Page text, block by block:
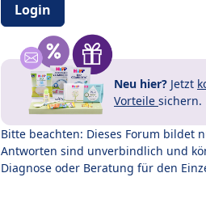
Login
Neu hier? Jetzt
Vorteile sichern.
Bitte beachten: Dieses Forum bildet
Antworten sind unverbindlich und
Diagnose oder Beratung für den